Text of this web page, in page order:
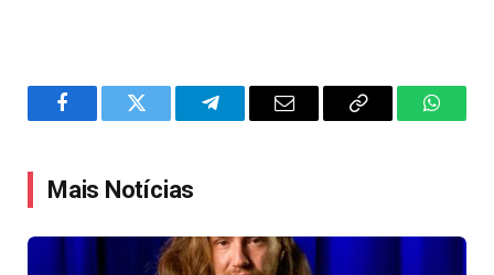
FacebookTwitter TelegramEmail
Copy
Mais Notícias